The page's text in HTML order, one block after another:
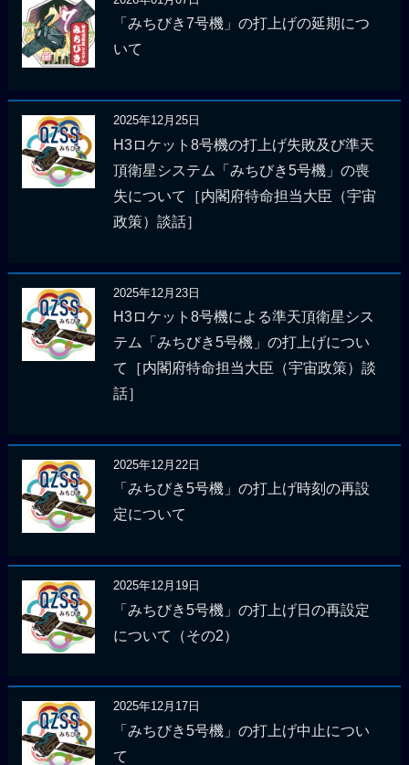
「みちびき7号機」の打上げの延期につ
いて
2025年12月25日
H3ロケット8号機の打上げ失敗及び準天
頂衛星システム「みちびき5号機」の喪
失について［内閣府特命担当大臣（宇宙
政策）談話］
2025年12月23日
H3ロケット8号機による準天頂衛星シス
テム「みちびき5号機」の打上げについ
て［内閣府特命担当大臣（宇宙政策）談
話］
2025年12月22日
「みちびき5号機」の打上げ時刻の再設
定について
2025年12月19日
「みちびき5号機」の打上げ日の再設定
について（その2）
2025年12月17日
「みちびき5号機」の打上げ中止につい
て